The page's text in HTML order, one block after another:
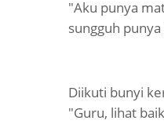
"Aku punya
sungguh
Diikuti bunyi
"Guru, lihat